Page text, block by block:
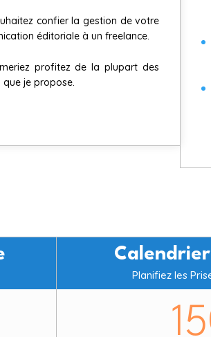
confier la gestion de votre
éditoriale à un freelance.
profitez de la plupart des
que je propose.
Planifiez les